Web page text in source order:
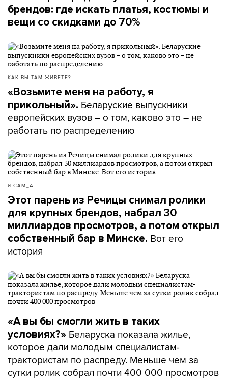
брендов: где искать платья, костюмы и
вещи со скидками до 70%
КАК ВЫ ТАМ ЖИВЕТЕ?
«Возьмите меня на работу, я
прикольный». Беларуские выпускники
европейских вузов – о том, каково это – не
работать по распределению
Я САМ_А
Этот парень из Речицы снимал ролики
для крупных брендов, набрал 30
миллиардов просмотров, а потом открыл
собственный бар в Минске. Вот его
история
«А вы бы смогли жить в таких
условиях?» Беларуска показала жилье,
которое дали молодым специалистам-
трактористам по распреду. Меньше чем за
сутки ролик собрал почти 400 000 просмотров